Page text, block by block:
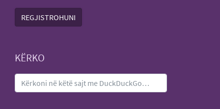
REGJISTROHUNI
KËRKO